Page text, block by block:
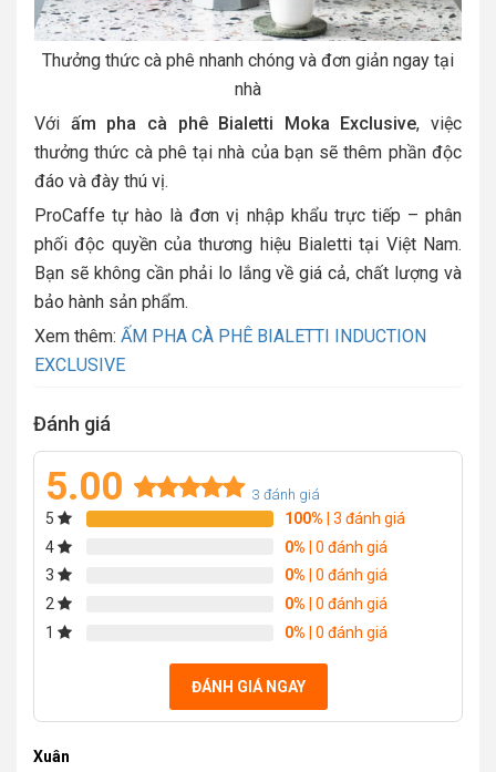
Thưởng thức cà phê nhanh chóng và đơn giản ngay tại
nhà
Với ấm pha cà phê Bialetti Moka Exclusive, việc
thưởng thức cà phê tại nhà của bạn sẽ thêm phần độc
đáo và đày thú vị.
ProCaffe tự hào là đơn vị nhập khẩu trực tiếp – phân
phối độc quyền của thương hiệu Bialetti tại Việt Nam.
Bạn sẽ không cần phải lo lắng về giá cả, chất lượng và
bảo hành sản phẩm.
Xem thêm: ẤM PHA CÀ PHÊ BIALETTI INDUCTION
EXCLUSIVE
Đánh giá
5.00
Rated5.00
3
3 đánh giá
5 100% | 3 đánh giá
4
0% | 0 đánh giá
3
0% | 0 đánh giá
2
0% | 0 đánh giá
1
0% | 0 đánh giá
ĐÁNH GIÁ NGAY
Xuân